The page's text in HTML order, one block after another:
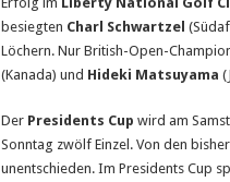
besiegten Charl Schwartzel
Löchern. Nur British-Open-
(Kanada) und Hideki Matsuyama
Der Presidents Cup wird am
Sonntag zwölf Einzel. Von den
unentschieden. Im Presidents Cup